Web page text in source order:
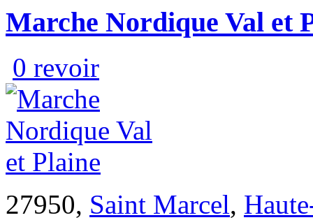
Marche Nordique Val et
0 revoir
27950, Saint Marcel,